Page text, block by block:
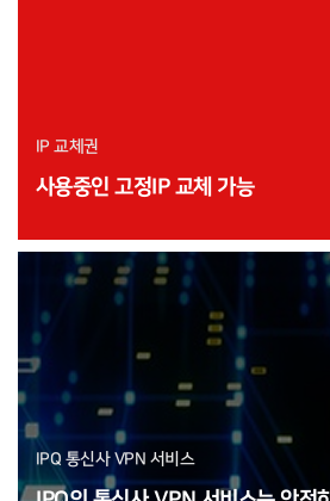
IP 교체권
사용중인 고정IP 교체 가능
IPQ 통신사 VPN 서비스